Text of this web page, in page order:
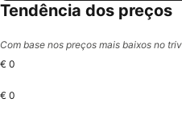
Tendência dos preços
Com base nos preços mais baixos no
€ 0
€ 0